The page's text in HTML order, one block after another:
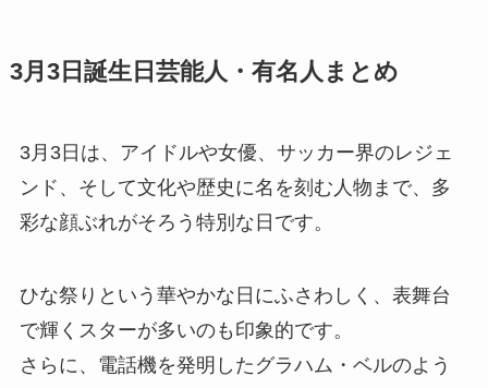
3月3日誕生日芸能人・有名人まとめ
3月3日は、アイドルや女優、サッカー界のレジェ
ンド、そして文化や歴史に名を刻む人物まで、多
彩な顔ぶれがそろう特別な日です。
ひな祭りという華やかな日にふさわしく、表舞台
で輝くスターが多いのも印象的です。
さらに、電話機を発明したグラハム・ベルのよう